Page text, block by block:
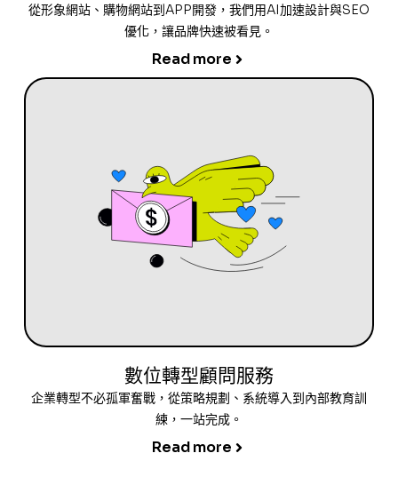
從形象網站、購物網站到APP開發，我們用AI加速設計與SEO
優化，讓品牌快速被看見。
Read more
數位轉型顧問服務
企業轉型不必孤軍奮戰，從策略規劃、系統導入到內部教育訓
練，一站完成。
Read more